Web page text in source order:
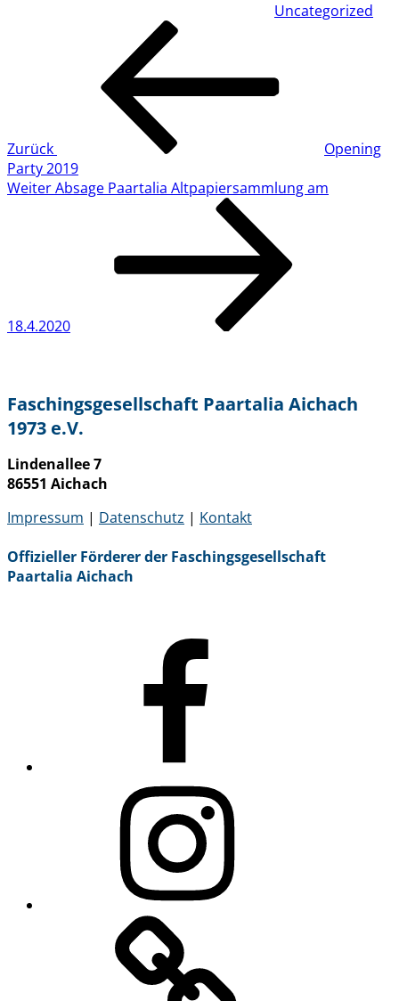
Uncategorized
Beitragsnavigation
Zurück
Opening
Party 2019
Nächster
WeiterAbsage Paartalia Altpapiersammlung am
18.4.2020
Faschingsgesellschaft Paartalia Aichach
1973 e.V.
Lindenallee 7
86551 Aichach
Impressum | Datenschutz | Kontakt
Offizieller Förderer der Faschingsgesellschaft
Paartalia Aichach